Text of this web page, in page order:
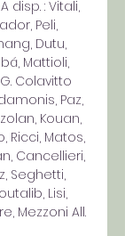
disp. : Vitali,
Peli,
Dutu,
Mattioli,
Colavitto
Paz,
Kouan,
Ricci, Matos,
Cancellieri,
Seghetti,
Lisi,
Mezzoni All.